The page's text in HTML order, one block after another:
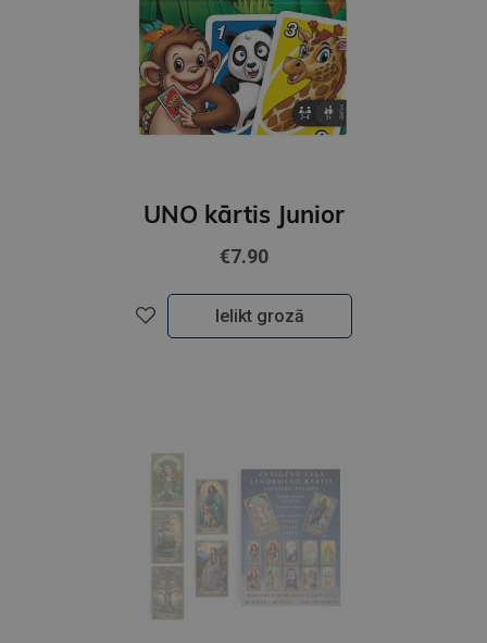
UNO kārtis Junior
€7.90
Ielikt grozā